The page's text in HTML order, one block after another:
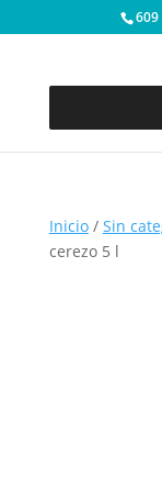
609
Inicio/ Sin
cerezo 5 l